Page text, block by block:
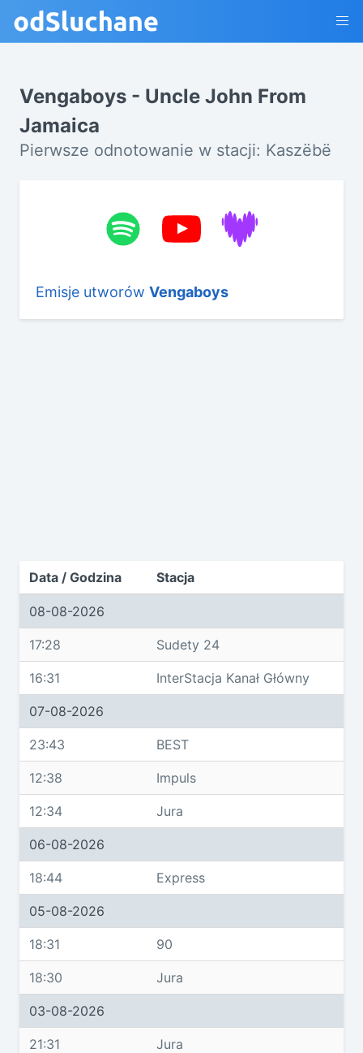
Vengaboys - Uncle John From
Jamaica
Pierwsze odnotowanie w stacji: Kaszëbë
Emisje utworów Vengaboys
Data / Godzina Stacja
08-08-2026
17:28 Sudety 24
16:31 InterStacja Kanał Główny
07-08-2026
23:43 BEST
12:38 Impuls
12:34 Jura
06-08-2026
18:44 Express
05-08-2026
18:31 90
18:30 Jura
03-08-2026
21:31 Jura